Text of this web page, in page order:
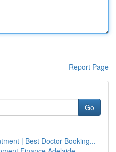
Report Page
Go
| Best Doctor Booking...